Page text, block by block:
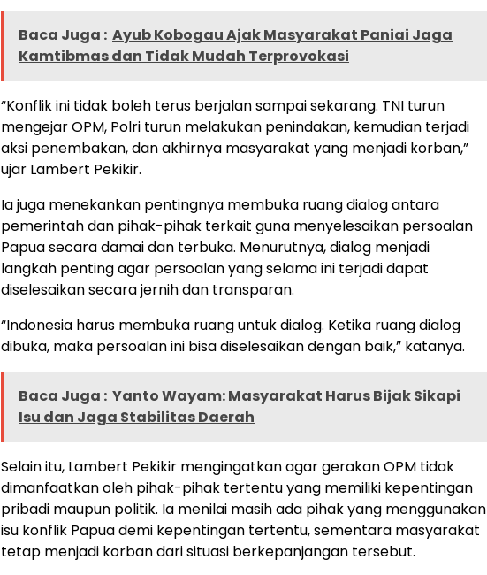
Baca Juga : Ayub Kobogau Ajak Masyarakat Paniai Jaga
Kamtibmas dan Tidak Mudah Terprovokasi
“Konflik ini tidak boleh terus berjalan sampai sekarang. TNI turun
mengejar OPM, Polri turun melakukan penindakan, kemudian terjadi
aksi penembakan, dan akhirnya masyarakat yang menjadi korban,”
ujar Lambert Pekikir.
Ia juga menekankan pentingnya membuka ruang dialog antara
pemerintah dan pihak-pihak terkait guna menyelesaikan persoalan
Papua secara damai dan terbuka. Menurutnya, dialog menjadi
langkah penting agar persoalan yang selama ini terjadi dapat
diselesaikan secara jernih dan transparan.
“Indonesia harus membuka ruang untuk dialog. Ketika ruang dialog
dibuka, maka persoalan ini bisa diselesaikan dengan baik,” katanya.
Baca Juga : Yanto Wayam: Masyarakat Harus Bijak Sikapi
Isu dan Jaga Stabilitas Daerah
Selain itu, Lambert Pekikir mengingatkan agar gerakan OPM tidak
dimanfaatkan oleh pihak-pihak tertentu yang memiliki kepentingan
pribadi maupun politik. Ia menilai masih ada pihak yang menggunakan
isu konflik Papua demi kepentingan tertentu, sementara masyarakat
tetap menjadi korban dari situasi berkepanjangan tersebut.